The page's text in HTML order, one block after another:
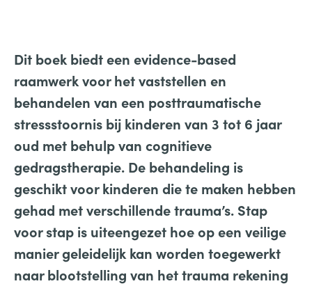
Dit boek biedt een evidence-based
raamwerk voor het vaststellen en
behandelen van een posttraumatische
stressstoornis bij kinderen van 3 tot 6 jaar
oud met behulp van cognitieve
gedragstherapie. De behandeling is
geschikt voor kinderen die te maken hebben
gehad met verschillende trauma’s. Stap
voor stap is uiteengezet hoe op een veilige
manier geleidelijk kan worden toegewerkt
naar blootstelling van het trauma rekening